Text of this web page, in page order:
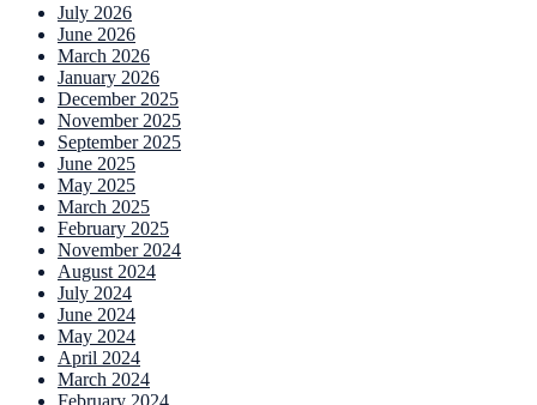
July 2026
June 2026
March 2026
January 2026
December 2025
November 2025
September 2025
June 2025
May 2025
March 2025
February 2025
November 2024
August 2024
July 2024
June 2024
May 2024
April 2024
March 2024
February 2024